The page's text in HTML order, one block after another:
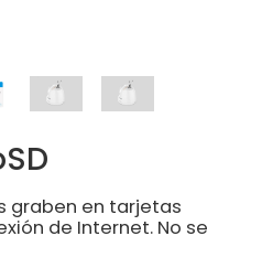
graben en tarjetas
de Internet. No se